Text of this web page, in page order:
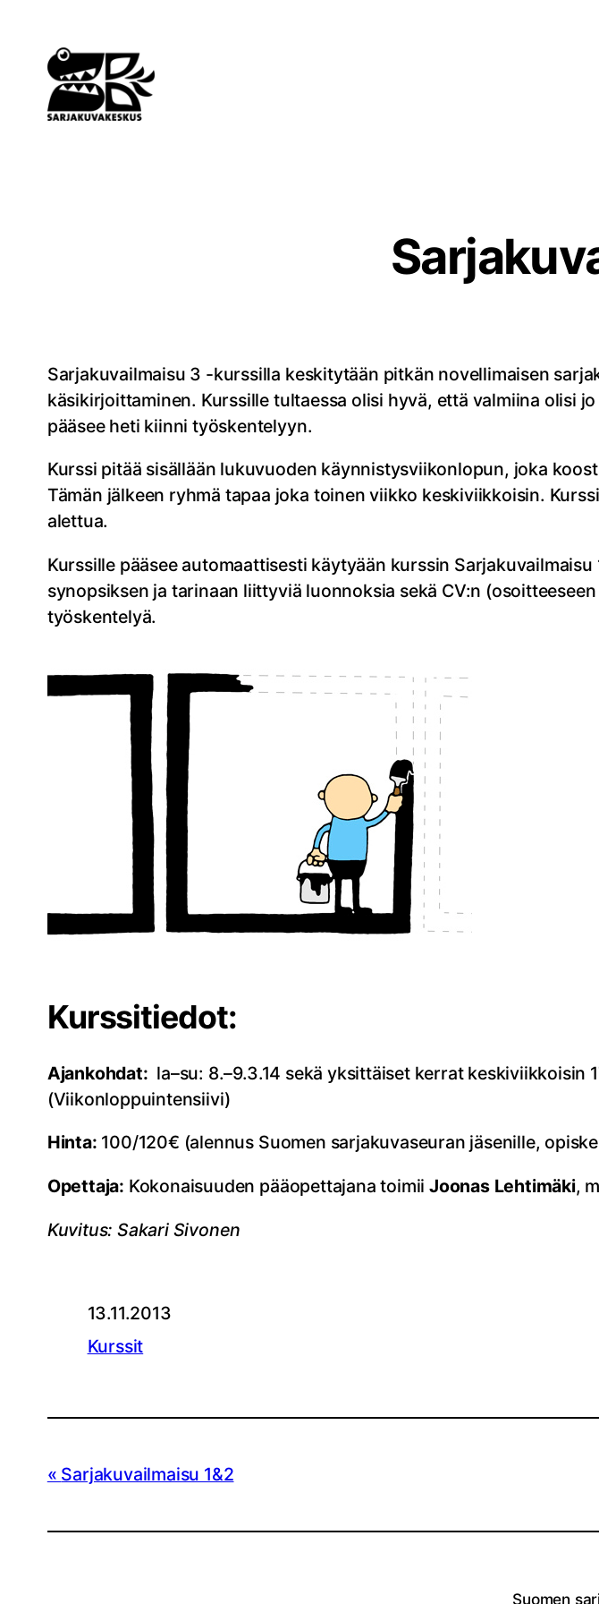
sisältöön
Sarjakuvailmaisu 3 -kurssilla keskitytään pitkän novellimaisen
käsikirjoittaminen. Kurssille tultaessa olisi hyvä, että valmiina olisi
pääsee heti kiinni työskentelyyn.
Kurssi pitää sisällään lukuvuoden käynnistysviikonlopun, joka
Tämän jälkeen ryhmä tapaa joka toinen viikko keskiviikkoisin.
alettua.
Kurssille pääsee automaattisesti käytyään kurssin
synopsiksen ja tarinaan liittyviä luonnoksia sekä CV:n (osoitteeseen
työskentelyä.
Kurssitiedot:
Ajankohdat: la–su: 8.–9.3.14 sekä yksittäiset kerrat keskiviikkoisin
(Viikonloppuintensiivi)
Hinta: 100/120€ (alennus Suomen sarjakuvaseuran jäsenille,
Opettaja: Kokonaisuuden pääopettajana toimii Joonas Lehtimäki,
Kuvitus: Sakari Sivonen
13.11.2013
Kurssit
Sarjakuvailmaisu 1&2
Suomen